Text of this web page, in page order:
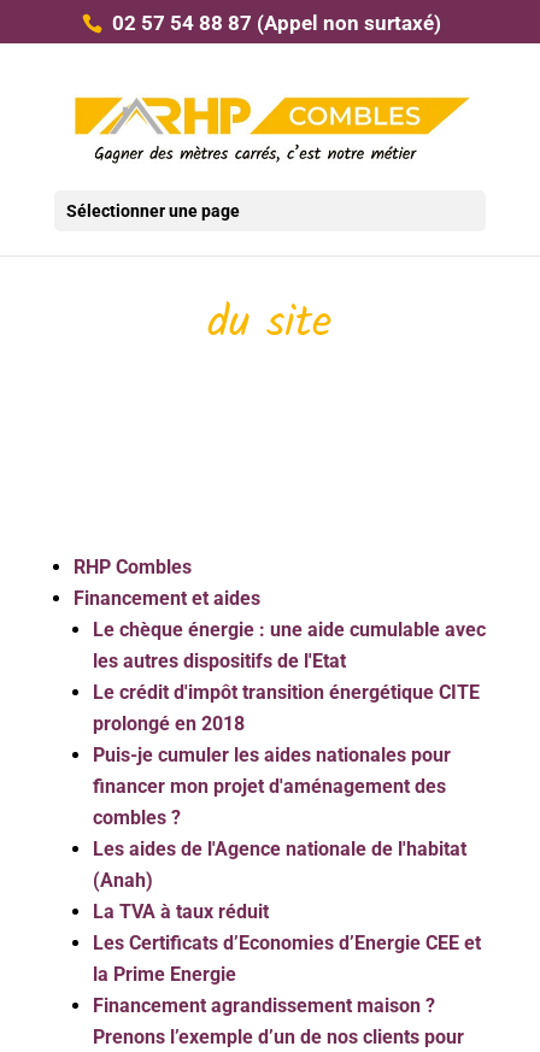
02 57 54 88 87 (Appel non surtaxé)
Sélectionner une page
du site
RHP Combles
Financement et aides
Le chèque énergie : une aide cumulable avec
les autres dispositifs de l'Etat
Le crédit d'impôt transition énergétique CITE
prolongé en 2018
Puis-je cumuler les aides nationales pour
financer mon projet d'aménagement des
combles ?
Les aides de l'Agence nationale de l'habitat
(Anah)
La TVA à taux réduit
Les Certificats d’Economies d’Energie CEE et
la Prime Energie
Financement agrandissement maison ?
Prenons l’exemple d’un de nos clients pour